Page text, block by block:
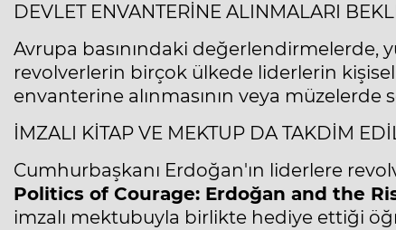
DEVLET ENVANTERİNE ALINMALARI
Avrupa basınındaki değerlendirmelerde,
revolverlerin birçok ülkede liderlerin kişisel
envanterine alınmasının veya
İMZALI KİTAP VE MEKTUP DA TAKDİM
Cumhurbaşkanı Erdoğan'ın liderlere
Politics of Courage: Erdoğan and the
imzalı mektubuyla birlikte hediye ettiği